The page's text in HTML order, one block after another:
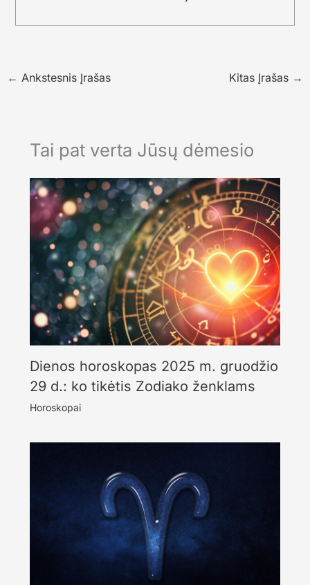
← Ankstesnis Įrašas Kitas Įrašas →
Tai pat verta Jūsų dėmesio
Dienos horoskopas 2025 m. gruodžio
29 d.: ko tikėtis Zodiako ženklams
Horoskopai